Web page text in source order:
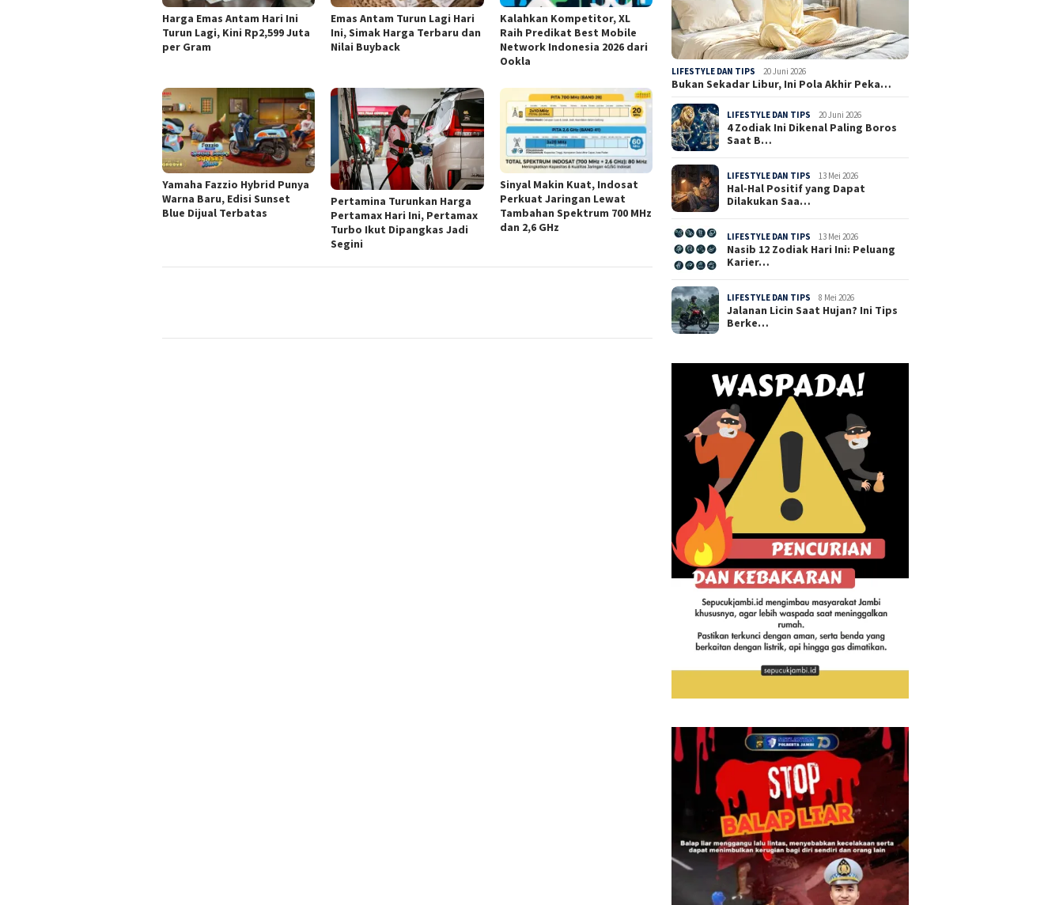
Harga Emas Antam Hari Ini
Turun Lagi, Kini Rp2,599 Juta
per Gram
Emas Antam Turun Lagi Hari
Ini, Simak Harga Terbaru dan
Nilai Buyback
Kalahkan Kompetitor, XL
Raih Predikat Best Mobile
Network Indonesia 2026 dari
Ookla
Yamaha Fazzio Hybrid Punya
Warna Baru, Edisi Sunset
Blue Dijual Terbatas
Pertamina Turunkan Harga
Pertamax Hari Ini, Pertamax
Turbo Ikut Dipangkas Jadi
Segini
Sinyal Makin Kuat, Indosat
Perkuat Jaringan Lewat
Tambahan Spektrum 700 MHz
dan 2,6 GHz
LIFESTYLE DAN TIPS 20 Juni 2026
Bukan Sekadar Libur, Ini Pola Akhir Peka…
LIFESTYLE DAN TIPS 20 Juni 2026
4 Zodiak Ini Dikenal Paling Boros
Saat B…
LIFESTYLE DAN TIPS 13 Mei 2026
Hal-Hal Positif yang Dapat
Dilakukan Saa…
LIFESTYLE DAN TIPS 13 Mei 2026
Nasib 12 Zodiak Hari Ini: Peluang
Karier…
LIFESTYLE DAN TIPS 8 Mei 2026
Jalanan Licin Saat Hujan? Ini Tips
Berke…